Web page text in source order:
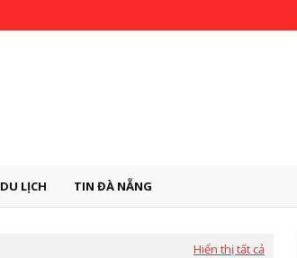
DU LỊCH TIN ĐÀ NẴNG
Hiển thị tất cả